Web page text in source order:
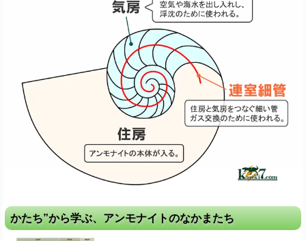
かたち”から学ぶ、アンモナイトのなかまたち